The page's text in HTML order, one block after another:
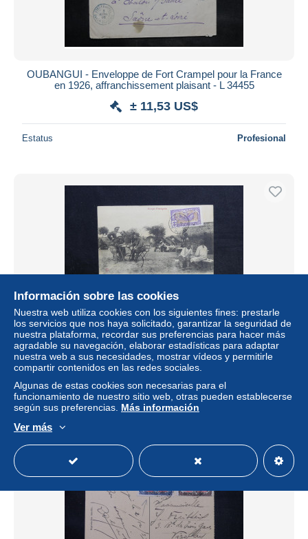
OUBANGUI - Enveloppe de Fort Crampel pour la France
en 1926, affranchissement plaisant - L 34455
± 11,53 US$
Estatus Profesional
OUBANGUI / CONGO - Carte rare de Semio sur belle
carte (Mission Marchand à Loango) affr Oubangui de 1918
- L 28878
± 86,51 US$
Estatus
Información sobre las cookies
Nuestra web utiliza cookies con los siguientes fines: prestarle
los servicios que nos haya solicitado, garantizar la seguridad de
nuestra plataforma, recordar sus preferencias para hacer más
agradable su navegación, elaborar estadísticas para adaptar
nuestra web a sus necesidades, mostrar vídeos y permitirle
compartir contenidos en las redes sociales.
Algunas de estas cookies son necesarias para el
funcionamiento de nuestro sitio web, otras pueden establecerse
según sus preferencias. Más información
Ver más